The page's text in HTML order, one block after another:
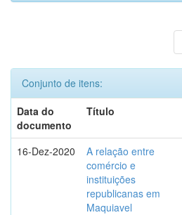
Conjunto de itens:
Data do
documento
Título
16-Dez-2020
A relação entre
comércio e
instituições
republicanas em
Maquiavel